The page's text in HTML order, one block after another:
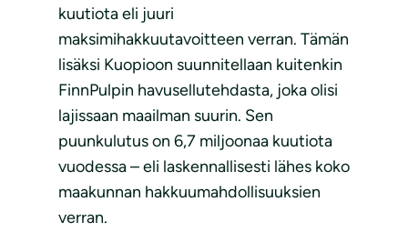
kuutiota eli juuri
maksimihakkuutavoitteen verran. Tämän
lisäksi Kuopioon suunnitellaan kuitenkin
FinnPulpin havusellutehdasta, joka olisi
lajissaan maailman suurin. Sen
puunkulutus on 6,7 miljoonaa kuutiota
vuodessa – eli laskennallisesti lähes koko
maakunnan hakkuumahdollisuuksien
verran.